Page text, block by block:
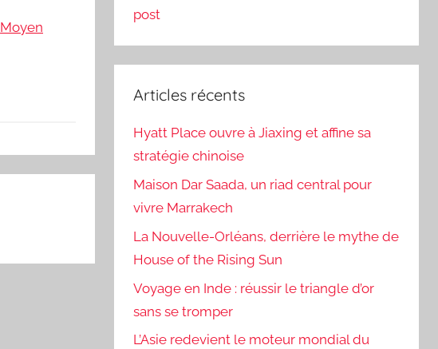
Moyen
post
Articles récents
Hyatt Place ouvre à Jiaxing et affine sa
stratégie chinoise
Maison Dar Saada, un riad central pour
vivre Marrakech
La Nouvelle-Orléans, derrière le mythe de
House of the Rising Sun
Voyage en Inde : réussir le triangle d’or
sans se tromper
L’Asie redevient le moteur mondial du